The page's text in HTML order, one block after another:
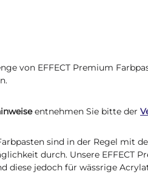
von EFFECT Premium
entnehmen Sie bitte der
sind in der Regel mit
durch. Unsere EFFECT
diese jedoch für wässrige